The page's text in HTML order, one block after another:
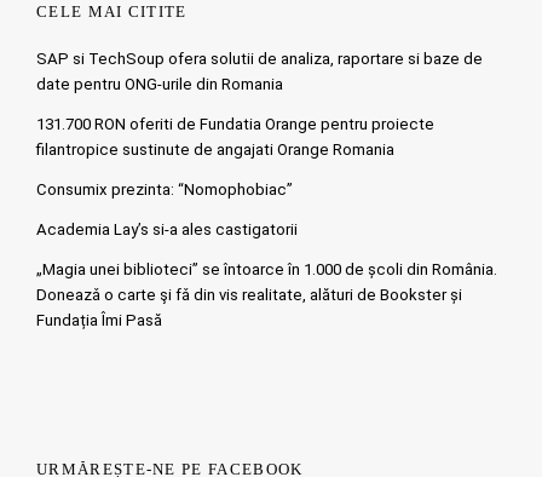
CELE MAI CITITE
SAP si TechSoup ofera solutii de analiza, raportare si baze de
date pentru ONG-urile din Romania
131.700 RON oferiti de Fundatia Orange pentru proiecte
filantropice sustinute de angajati Orange Romania
Consumix prezinta: “Nomophobiac”
Academia Lay’s si-a ales castigatorii
„Magia unei biblioteci” se întoarce în 1.000 de școli din România.
Doneazǎ o carte şi fǎ din vis realitate, alături de Bookster și
Fundația Îmi Pasă
URMĂREȘTE-NE PE FACEBOOK